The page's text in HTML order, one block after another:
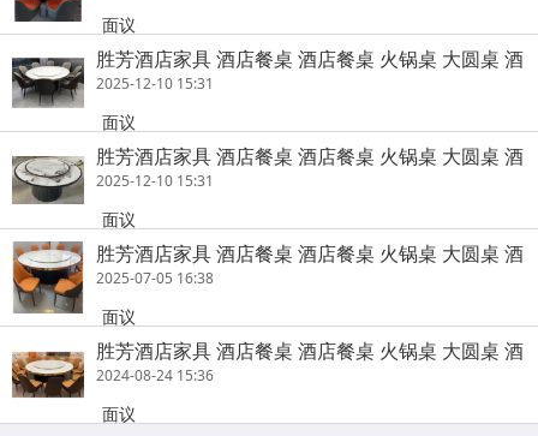
面议
胜芳酒店家具 酒店餐桌 酒店餐桌 火锅桌 大圆桌 酒
店圆桌 酒店餐桌 饭店家具 酒店家具 宝帅家具
2025-12-10 15:31
面议
胜芳酒店家具 酒店餐桌 酒店餐桌 火锅桌 大圆桌 酒
店圆桌 酒店餐桌 饭店家具 酒店家具 宝帅家具
2025-12-10 15:31
面议
胜芳酒店家具 酒店餐桌 酒店餐桌 火锅桌 大圆桌 酒
店圆桌 酒店餐桌 饭店家具 酒店家具 宝帅家具
2025-07-05 16:38
面议
胜芳酒店家具 酒店餐桌 酒店餐桌 火锅桌 大圆桌 酒
店圆桌 酒店餐桌 饭店家具 酒店家具 宝帅家具
2024-08-24 15:36
面议